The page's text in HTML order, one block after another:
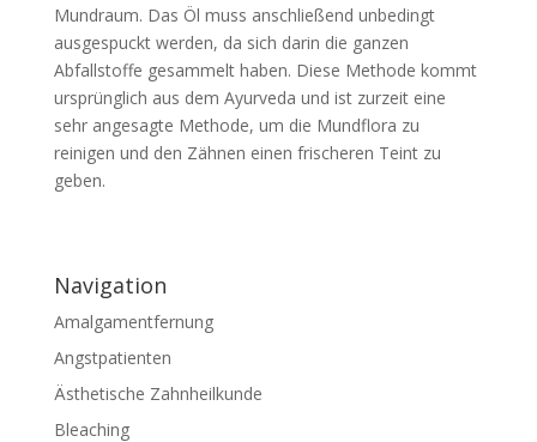
Mundraum. Das Öl muss anschließend unbedingt
ausgespuckt werden, da sich darin die ganzen
Abfallstoffe gesammelt haben. Diese Methode kommt
ursprünglich aus dem Ayurveda und ist zurzeit eine
sehr angesagte Methode, um die Mundflora zu
reinigen und den Zähnen einen frischeren Teint zu
geben.
Navigation
Amalgamentfernung
Angstpatienten
Ästhetische Zahnheilkunde
Bleaching